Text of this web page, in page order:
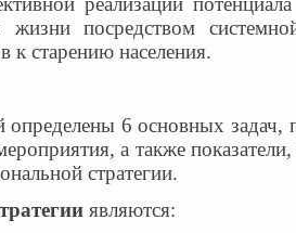
посредством
к старению населения.
определены 6 основных
а также
стратегии.
являются: